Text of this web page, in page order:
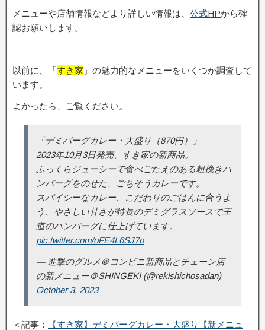
メニューや店舗情報などより詳しい情報は、 公式HPから確
認お願いします。
以前に、「すき家 」の魅力的なメニューをいくつか調査して
います。
よかったら、ご覧ください。
「デミバーグカレー・大盛り（870円）」
2023年10月3日発売、すき家の新商品。
ふっくらジューシーで食べごたえのある粗挽きハ
ンバーグをのせた、ごちそうカレーです。
スパイシーなカレー、こだわりのごはんに合うよ
う、やさしい甘さが特長のデミグラスソースで王
道のハンバーグに仕上げています。
pic.twitter.com/oFE4L6SJ7o
— 進撃のグルメ＠コンビニ新商品とチェーン店
の新メニュー＠SHINGEKI (@rekishichosadan)
October 3, 2023
＜記事：
【すき家】デミバーグカレー・大盛り【新メニュ